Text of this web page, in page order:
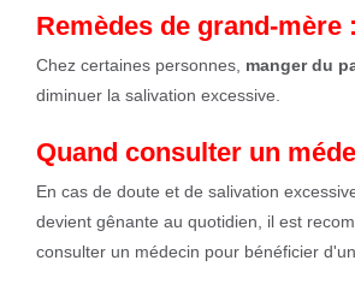
Remèdes de grand-mère :
Chez certaines personnes, manger du
diminuer la salivation excessive.
Quand consulter un
En cas de doute et de salivation
devient gênante au quotidien, il est
consulter un médecin pour bénéficier